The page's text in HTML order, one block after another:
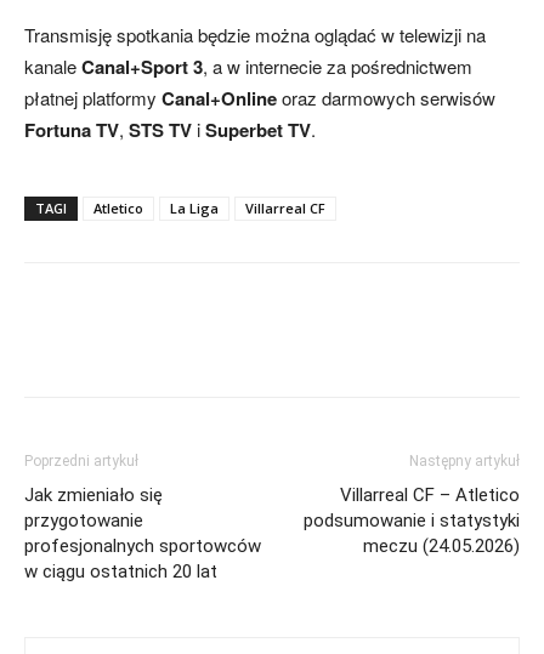
Transmisję spotkania będzie można oglądać w telewizji na
kanaleCanal+Sport 3, a w internecie za pośrednictwem
płatnej platformy Canal+Onlineoraz darmowych serwisów
Fortuna TV, STS TViSuperbet TV.
TAGI Atletico La Liga Villarreal CF
Poprzedni artykuł
Jak zmieniało się
przygotowanie
profesjonalnych sportowców
w ciągu ostatnich 20 lat
Następny artykuł
Villarreal CF – Atletico
podsumowanie i statystyki
meczu (24.05.2026)